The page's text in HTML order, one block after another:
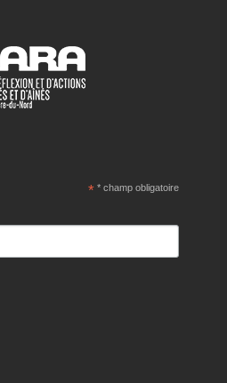
** champ obligatoire